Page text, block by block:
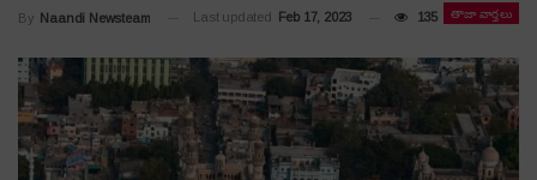
తాజా వార్తలు
By Naandi Newsteam Last updated Feb 17, 2023 135